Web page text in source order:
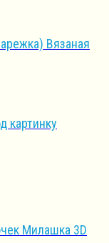
Вязаная
картинку
Милашка 3D